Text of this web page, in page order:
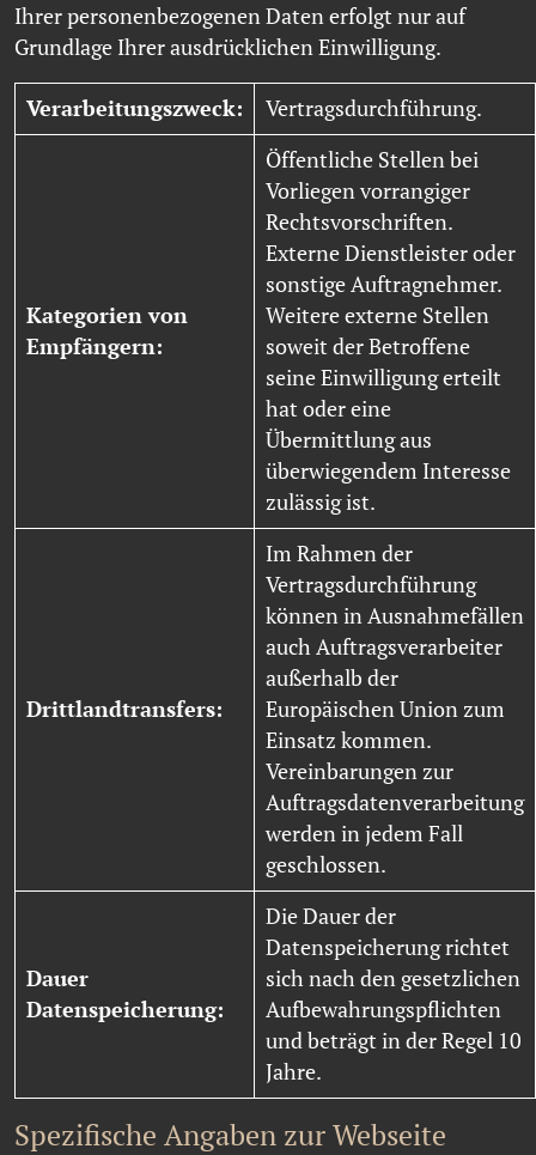
Ihrer personenbezogenen Daten erfolgt nur auf
Grundlage Ihrer ausdrücklichen Einwilligung.
Verarbeitungszweck: Vertragsdurchführung.
Kategorien von
Empfängern:
Öffentliche Stellen bei
Vorliegen vorrangiger
Rechtsvorschriften.
Externe Dienstleister oder
sonstige Auftragnehmer.
Weitere externe Stellen
soweit der Betroffene
seine Einwilligung erteilt
hat oder eine
Übermittlung aus
überwiegendem Interesse
zulässig ist.
Drittlandtransfers:
Im Rahmen der
Vertragsdurchführung
können in Ausnahmefällen
auch Auftragsverarbeiter
außerhalb der
Europäischen Union zum
Einsatz kommen.
Vereinbarungen zur
Auftragsdatenverarbeitung
werden in jedem Fall
geschlossen.
Dauer
Datenspeicherung:
Die Dauer der
Datenspeicherung richtet
sich nach den gesetzlichen
Aufbewahrungspflichten
und beträgt in der Regel 10
Jahre.
Spezifische Angaben zur Webseite